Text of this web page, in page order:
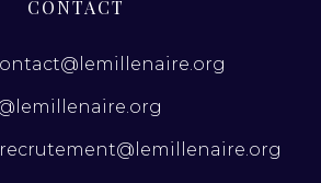
CONTACT